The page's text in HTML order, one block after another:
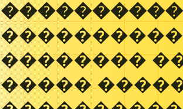
��������
�����